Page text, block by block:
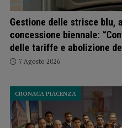
Gestione delle strisce blu,
concessione biennale:
delle tariffe e abolizione
7 Agosto 2026
CRONACA PIACENZA